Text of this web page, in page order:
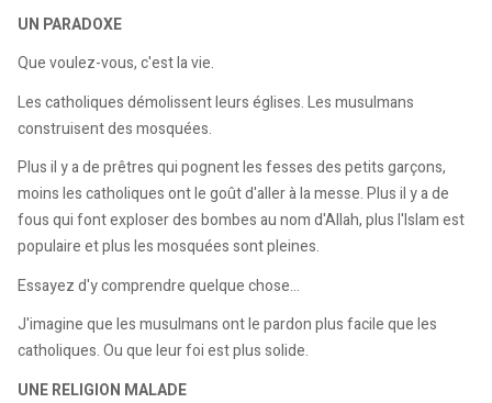
UN PARADOXE
Que voulez-vous, c'est la vie.
Les catholiques démolissent leurs églises. Les musulmans
construisent des mosquées.
Plus il y a de prêtres qui pognent les fesses des petits garçons,
moins les catholiques ont le goût d'aller à la messe. Plus il y a de
fous qui font exploser des bombes au nom d'Allah, plus l'Islam est
populaire et plus les mosquées sont pleines.
Essayez d'y comprendre quelque chose...
J'imagine que les musulmans ont le pardon plus facile que les
catholiques. Ou que leur foi est plus solide.
UNE RELIGION MALADE